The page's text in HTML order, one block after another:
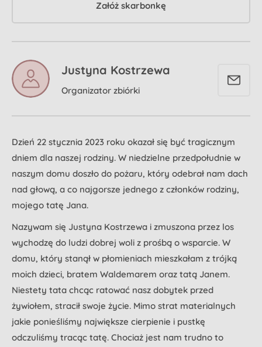
Załóż skarbonkę
Justyna Kostrzewa
Organizator zbiórki
Dzień 22 stycznia 2023 roku okazał się być tragicznym
dniem dla naszej rodziny. W niedzielne przedpołudnie w
naszym domu doszło do pożaru, który odebrał nam dach
nad głową, a co najgorsze jednego z członków rodziny,
mojego tatę Jana.
Nazywam się Justyna Kostrzewa i zmuszona przez los
wychodzę do ludzi dobrej woli z prośbą o wsparcie. W
domu, który stanął w płomieniach mieszkałam z trójką
moich dzieci, bratem Waldemarem oraz tatą Janem.
Niestety tata chcąc ratować nasz dobytek przed
żywiołem, stracił swoje życie. Mimo strat materialnych
jakie ponieśliśmy największe cierpienie i pustkę
odczuliśmy tracąc tatę. Chociaż jest nam trudno to